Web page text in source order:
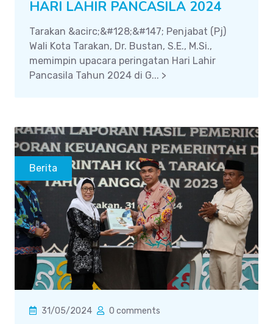
HARI LAHIR PANCASILA 2024
Tarakan &acirc;&#128;&#147; Penjabat (Pj)
Wali Kota Tarakan, Dr. Bustan, S.E., M.Si.,
memimpin upacara peringatan Hari Lahir
Pancasila Tahun 2024 di G... >
Berita
31/05/2024 0 comments